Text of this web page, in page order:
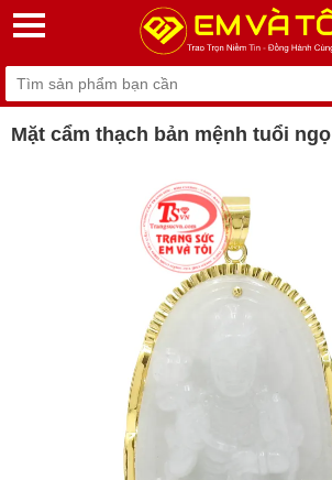
Mặt cẩm thạch bản mệnh tuổi ngọ